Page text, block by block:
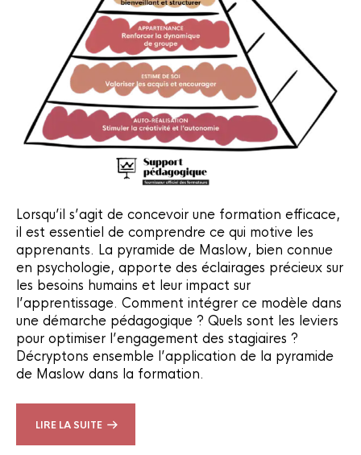
Lorsqu’il s’agit de concevoir une formation efficace,
il est essentiel de comprendre ce qui motive les
apprenants. La pyramide de Maslow, bien connue
en psychologie, apporte des éclairages précieux sur
les besoins humains et leur impact sur
l’apprentissage. Comment intégrer ce modèle dans
une démarche pédagogique ? Quels sont les leviers
pour optimiser l’engagement des stagiaires ?
Décryptons ensemble l’application de la pyramide
de Maslow dans la formation.
LIRE LA SUITE